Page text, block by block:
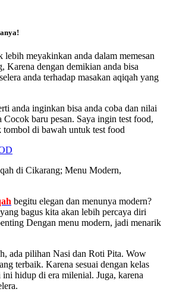
meyakinkan anda dalam memesan
Karena dengan demikian anda bisa
anda terhadap masakan aqiqah yang
anda inginkan bisa anda coba dan nilai
baru pesan. Saya ingin test food,
tombol di bawah untuk test food
di Cikarang; Menu Modern,
begitu elegan dan menunya modern?
bagus kita akan lebih percaya diri
Dengan menu modern, jadi menarik
ada pilihan Nasi dan Roti Pita. Wow
terbaik. Karena sesuai dengan kelas
hidup di era milenial. Juga, karena